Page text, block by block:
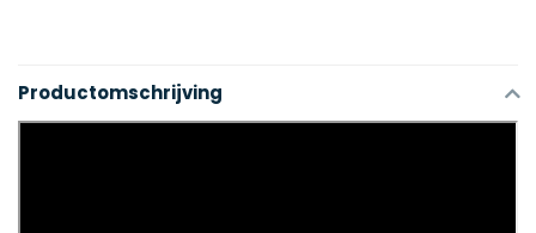
Productomschrijving